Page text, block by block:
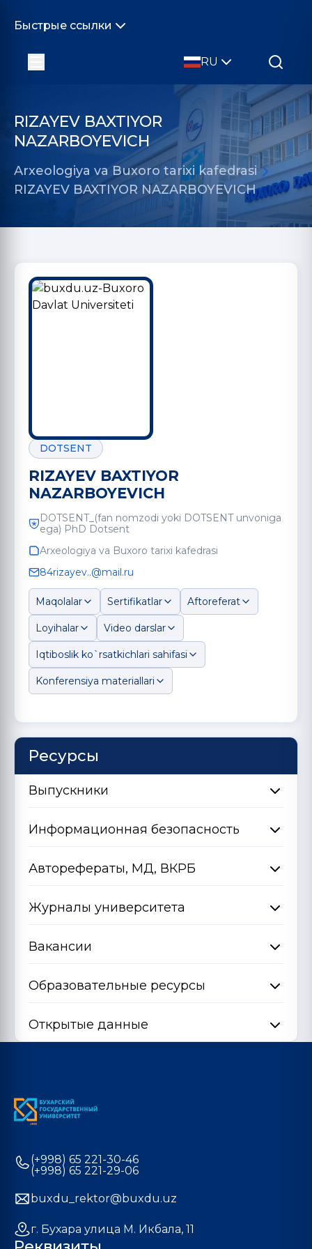
Быстрые ссылки
RU
RIZAYEV BAXTIYOR
NAZARBOYEVICH
Arxeologiya va Buxoro tarixi kafedrasi
RIZAYEV BAXTIYOR NAZARBOYEVICH
DOTSENT
RIZAYEV BAXTIYOR
NAZARBOYEVICH
DOTSENT_(fan nomzodi yoki DOTSENT unvoniga
ega) PhD Dotsent
Arxeologiya va Buxoro tarixi kafedrasi
84rizayev..@mail.ru
Maqolalar Sertifikatlar Aftoreferat
Loyihalar Video darslar
Iqtiboslik ko`rsatkichlari sahifasi
Konferensiya materiallari
Ресурсы
Выпускники
Информационная безопасность
Авторефераты, МД, ВКРБ
Журналы университета
Вакансии
Образовательные ресурсы
Открытые данные
(+998) 65 221-30-46
(+998) 65 221-29-06
buxdu_rektor@buxdu.uz
г. Бухара улица М. Икбала, 11